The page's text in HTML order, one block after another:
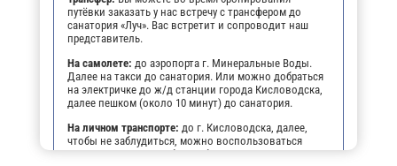
путёвки заказать у нас встречу с трансфером до
санатория «Луч». Вас встретит и сопроводит наш
представитель.
На самолете: до аэропорта г. Минеральные Воды.
Далее на такси до санатория. Или можно добраться
на электричке до ж/д станции города Кисловодска,
далее пешком (около 10 минут) до санатория.
На личном транспорте: до г. Кисловодска, далее,
чтобы не заблудиться, можно воспользоваться
навигатором. По прибытии будет возможность